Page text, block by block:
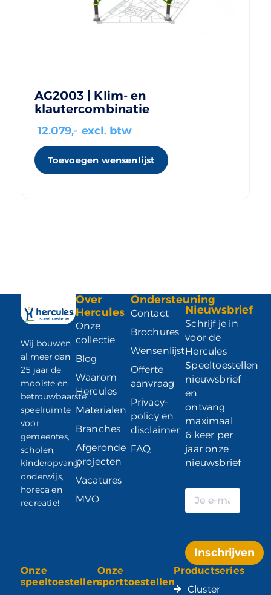
AG2003 | Klim- en
klautercombinatie
12.079,- excl. btw
Toevoegen wensenlijst
Wij bouwen
al meer dan
25 jaar de
mooiste en
betrouwbaarste
speelruimte
voor
gemeentes,
scholen,
kinderopvang,
onderwijs,
horeca en
recreatie!
Over
Hercules
Onze
collectie
Blog
Waarom
Hercules
Materialen
Branches
Afgeronde
projecten
Vacatures
MVO
Ondersteuning
Contact
Brochures
Wensenlijst
Offerte
aanvraag
Privacy-
policy en
disclaimer
FAQ
Nieuwsbrief
Schrijf je in
voor de
Hercules
Speeltoestellen
nieuwsbrief
en
ontvang
maximaal
6 keer per
jaar onze
nieuwsbrief
Inschrijven
Alternative:
Onze
speeltoestellen
Onze
sporttoestellen
Productseries
Cluster